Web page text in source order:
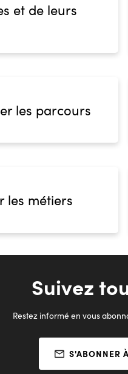
et de leurs
les parcours
les métiers
Suivez
Restez informé en vous
S'ABONNER